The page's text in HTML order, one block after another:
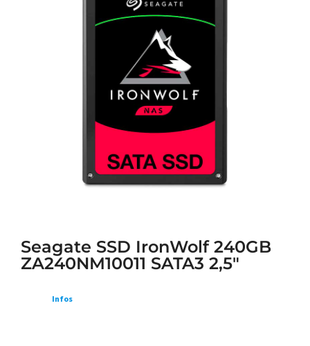
Seagate SSD IronWolf 240GB
ZA240NM10011 SATA3 2,5″
Infos